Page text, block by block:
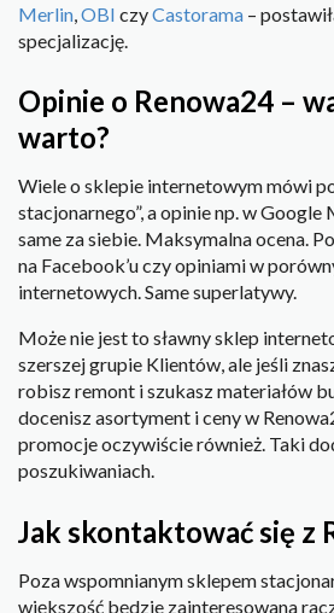
Merlin OBI czyCastorama –
specjalizację.
Opinie o Renowa24 –
warto?
Wiele o sklepie internetowym mówi
stacjonarnego”, a opinie np. w
same za siebie. Maksymalna ocena.
na Facebook’u czy opiniami w
internetowych. Same superlatywy.
Może nie jest to sławny sklep
szerszej grupie Klientów, ale jeśli
robisz remont i szukasz materiałów
docenisz asortyment i ceny w
promocje oczywiście również. Taki
poszukiwaniach.
Jak skontaktować się z
Poza wspomnianym sklepem
większość będzie zainteresowana